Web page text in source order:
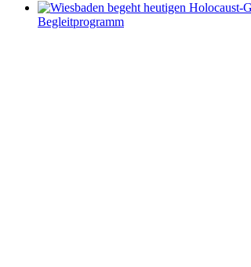
Begleitprogramm